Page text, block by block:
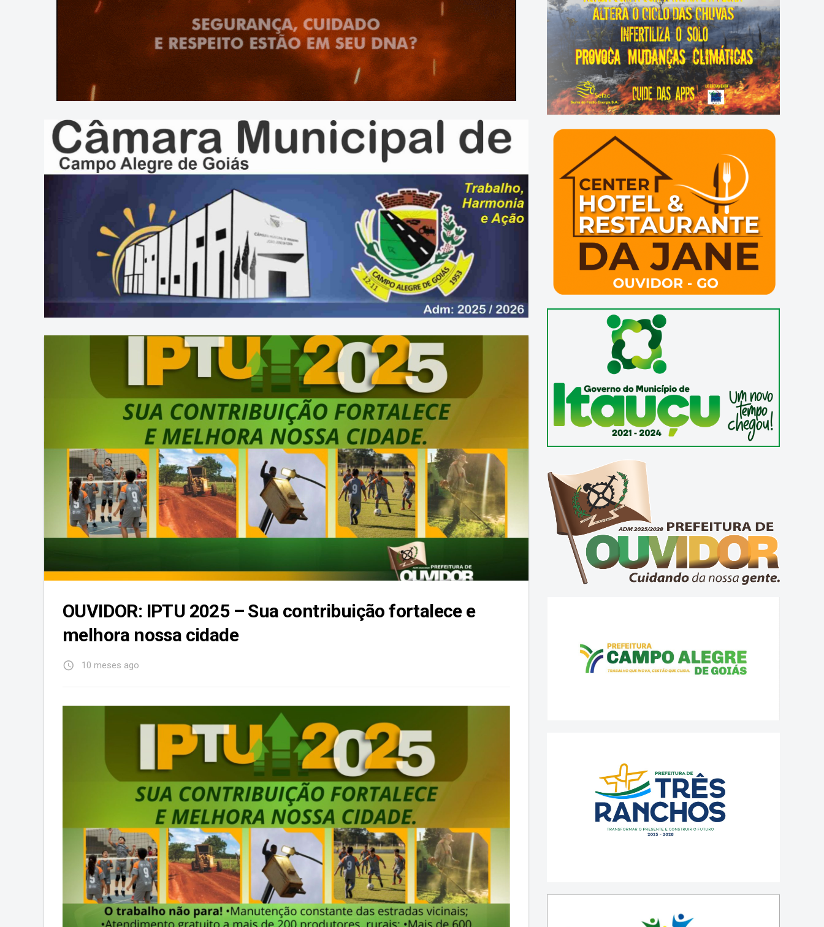
OUVIDOR: IPTU 2025 – Sua contribuição fortalece e
melhora nossa cidade
access_time 10 meses ago